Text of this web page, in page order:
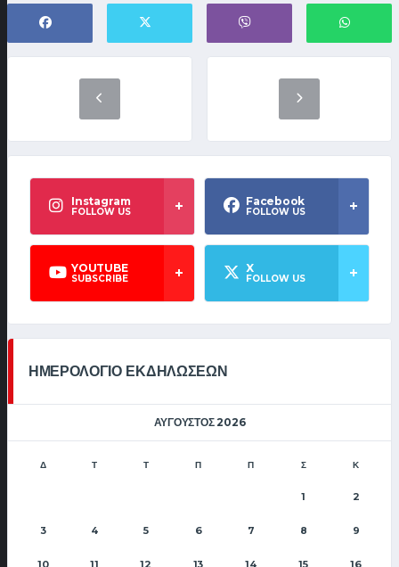
Instagram
FOLLOW US
Facebook
FOLLOW US
YOUTUBE
SUBSCRIBE
X
FOLLOW US
ΗΜΕΡΟΛΟΓΙΟ ΕΚΔΗΛΩΣΕΩΝ
ΑΎΓΟΥΣΤΟΣ 2026
Δ Τ Τ Π Π Σ Κ
1 2
3 4 5 6 7 8 9
10 11 12 13 14 15 16